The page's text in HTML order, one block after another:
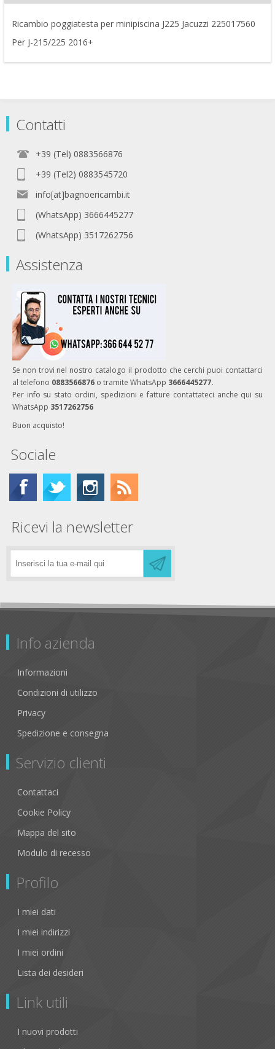
Ricambio poggiatesta per minipiscina J225 Jacuzzi 225017560
Per J-215/225 2016+
Contatti
+39 (Tel) 0883566876
+39 (Tel2) 0883545720
info[at]bagnoericambi.it
(WhatsApp) 3666445277
(WhatsApp) 3517262756
Assistenza
Se non trovi nel nostro catalogo il prodotto che cerchi puoi contattarci
al telefono 0883566876 o tramite WhatsApp 3666445277.
Per info su stato ordini, spedizioni e fatture contattateci anche qui su
WhatsApp 3517262756
Buon acquisto!
Sociale
Ricevi la newsletter
Info azienda
Informazioni
Condizioni di utilizzo
Privacy
Spedizione e consegna
Servizio clienti
Contattaci
Cookie Policy
Mappa del sito
Modulo di recesso
Profilo
I miei dati
I miei indirizzi
I miei ordini
Lista dei desideri
Link utili
I nuovi prodotti